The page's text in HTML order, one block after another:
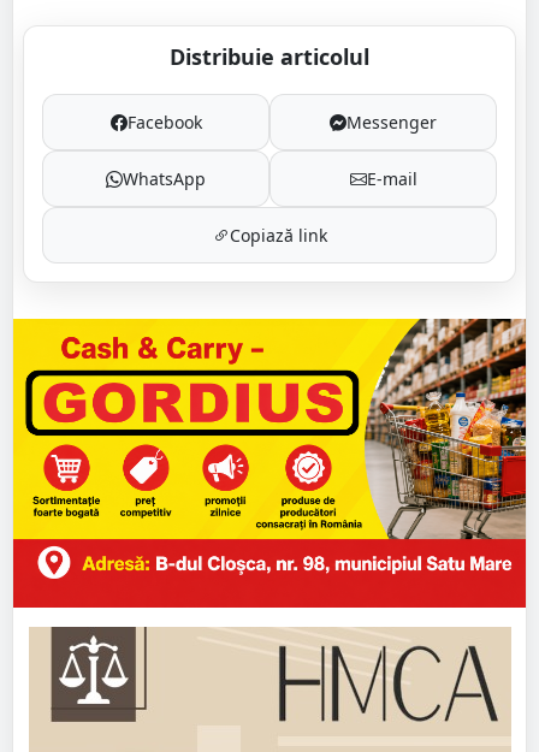
Distribuie articolul
Facebook Messenger
WhatsApp E-mail
Copiază link